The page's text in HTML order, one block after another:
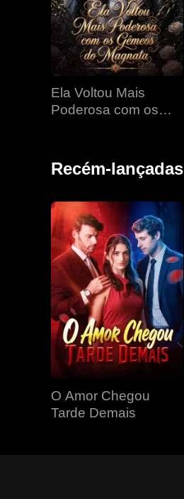
Ela Voltou Mais
Poderosa com os
Recém-lançadas
O Amor Chegou
Tarde Demais